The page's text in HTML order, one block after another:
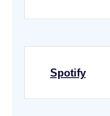
Spotify